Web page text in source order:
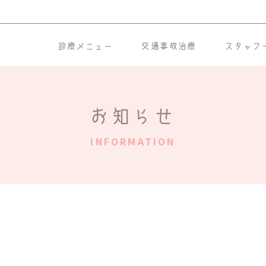
診療メニュー 交通事故治療 スタッフ
お知らせ
INFORMATION